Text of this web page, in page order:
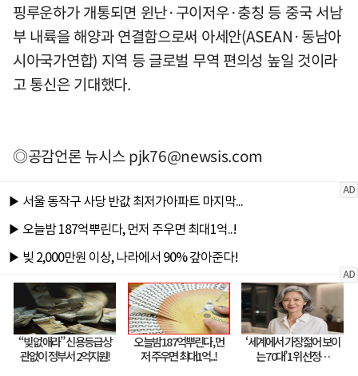
핑루운하가 개통되면 윈난·구이저우·충칭 등 중국 서남
부 내륙을 해양과 연결함으로써 아세안(ASEAN·동남아
시아국가연합) 지역 등 글로벌 무역 편의성 높일 것이라
고 통신은 기대했다.
◎공감언론 뉴시스pjk76@newsis.com